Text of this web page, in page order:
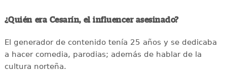
¿Quién era Cesarín, el influencer asesinado?
El generador de contenido tenía 25 años y se dedicaba
a hacer comedia, parodias; además de hablar de la
cultura norteña.